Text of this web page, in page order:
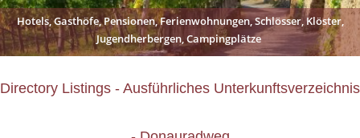
Hotels, Gasthöfe, Pensionen, Ferienwohnungen, Schlösser, Klöster,
Jugendherbergen, Campingplätze
Directory Listings - Ausführliches Unterkunftsverzeichnis